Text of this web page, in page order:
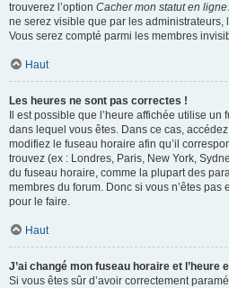
trouverez l’option Cacher mon statut en ligne
ne serez visible que par les administrateurs,
Vous serez compté parmi les membres
Haut
Les heures ne sont pas correctes !
Il est possible que l’heure affichée utilise
dans lequel vous êtes. Dans ce cas,
modifiez le fuseau horaire afin qu’il
trouvez (ex : Londres, Paris, New York,
du fuseau horaire, comme la plupart des
membres du forum. Donc si vous n’êtes pas
pour le faire.
Haut
J’ai changé mon fuseau horaire et l’heure
Si vous êtes sûr d’avoir correctement